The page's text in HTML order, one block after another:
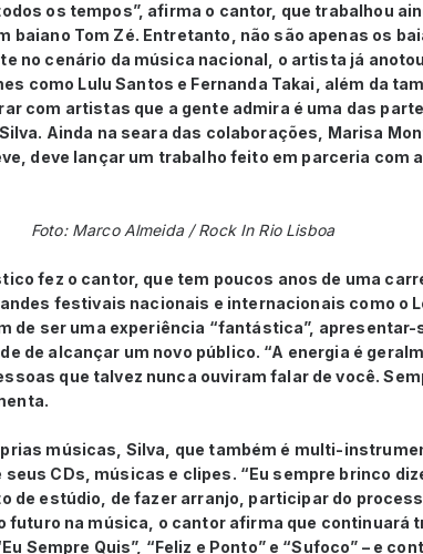
os tempos”, afirma o cantor, que trabalhou
baiano Tom Zé. Entretanto, não são apenas os
no cenário da música nacional, o artista já
como Lulu Santos e Fernanda Takai, além da
com artistas que a gente admira é uma das
Ainda na seara das colaborações, Marisa
deve lançar um trabalho feito em parceria com
Foto: Marco Almeida / Rock In Rio Lisboa
fez o cantor, que tem poucos anos de uma
festivais nacionais e internacionais como o
de ser uma experiência “fantástica”,
de alcançar um novo público. “A energia é
que talvez nunca ouviram falar de você.
músicas, Silva, que também é multi-
CDs, músicas e clipes. “Eu sempre brinco
de estúdio, de fazer arranjo, participar do
futuro na música, o cantor afirma que continuará
Sempre Quis”, “Feliz e Ponto” e “Sufoco” – e